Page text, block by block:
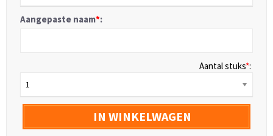
Aangepaste naam*:
Aantal stuks*:
1
IN WINKELWAGEN